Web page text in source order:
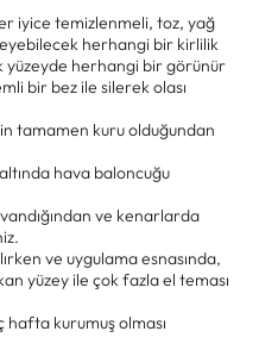
iyice temizlenmeli, toz, yağ
herhangi bir kirlilik
yüzeyde herhangi bir görünür
bir bez ile silerek olası
tamamen kuru olduğundan
hava baloncuğu
ve kenarlarda
ve uygulama esnasında,
yüzey ile çok fazla el teması
hafta kurumuş olması